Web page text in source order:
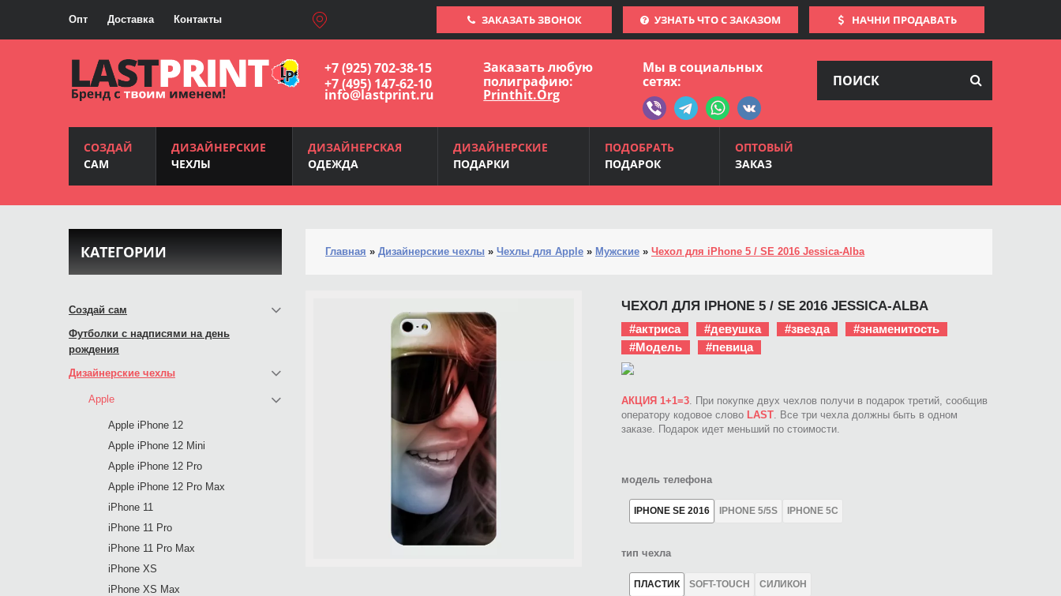
Опт Доставка Контакты ЗАКАЗАТЬ ЗВОНОК УЗНАТЬ ЧТО С ЗАКАЗОМ НАЧНИ ПРОДАВАТЬ
+7 (925) 702-38-15
+7 (495) 147-62-10
info@lastprint.ru
Заказать любую
полиграфию:
Printhit.Org
Мы в социальных
сетях:
СОЗДАЙ
САМ
ДИЗАЙНЕРСКИЕ
ЧЕХЛЫ
ДИЗАЙНЕРСКАЯ
ОДЕЖДА
ДИЗАЙНЕРСКИЕ
ПОДАРКИ
ПОДОБРАТЬ
ПОДАРОК
ОПТОВЫЙ
ЗАКАЗ
Главная » Дизайнерские чехлы » Чехлы для Apple » Мужские » Чехол для iPhone 5 / SE 2016 Jessica-Аlba
ЧЕХОЛ ДЛЯ IPHONE 5 / SE 2016 JESSICA-АLBA
#актриса #девушка #звезда
#знаменитость
#Модель
#певица
АКЦИЯ 1+1=3. При покупке двух чехлов получи в подарок третий, сообщив
оператору кодовое слово LAST. Все три чехла должны быть в одном
заказе. Подарок идет меньший по стоимости.
модель телефона
IPHONE SE 2016 IPHONE 5/5S IPHONE 5C
тип чехла
ПЛАСТИК SOFT-TOUCH СИЛИКОН
КАТЕГОРИИ
Создай сам
Футболки с надписями на день
рождения
Дизайнерские чехлы
Apple
Apple iPhone 12
Apple iPhone 12 Mini
Apple iPhone 12 Pro
Apple iPhone 12 Pro Max
iPhone 11
iPhone 11 Pro
iPhone 11 Pro Max
iPhone XS
iPhone XS Max